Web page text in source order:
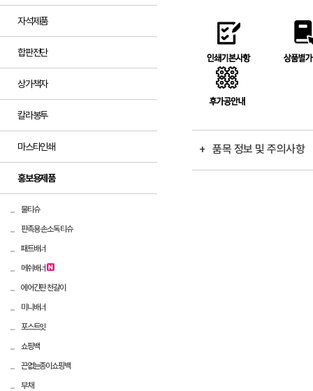
자석제품
합판전단
상가책자
칼라봉투
마스타인쇄
홍보용제품
물티슈
판촉용 손소독 티슈
패트배너
메쉬배너
에어간판 천갈이
미니배너
포스트잇
쇼핑백
끈없는종이쇼핑백
부채
+ 품목 정보 및 주의사항